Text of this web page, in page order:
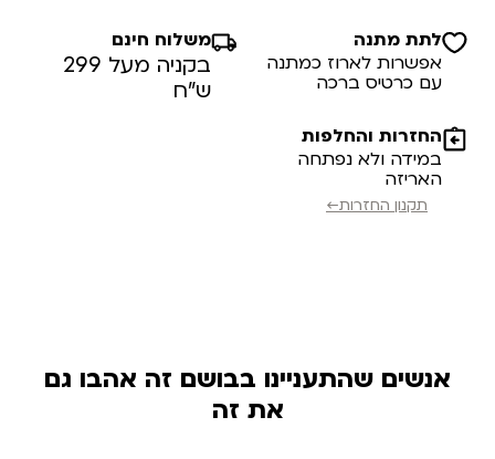
לתת מתנה
אפשרות לארוז כמתנה
עם כרטיס ברכה
משלוח חינם
בקניה מעל 299
ש”ח
החזרות והחלפות
במידה ולא נפתחה
האריזה
תקנון החזרות←
אנשים שהתעניינו בבושם זה אהבו גם
את זה